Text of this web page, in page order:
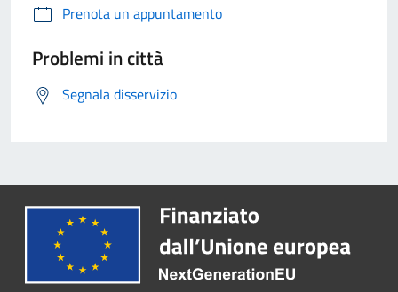
Prenota un appuntamento
Problemi in città
Segnala disservizio